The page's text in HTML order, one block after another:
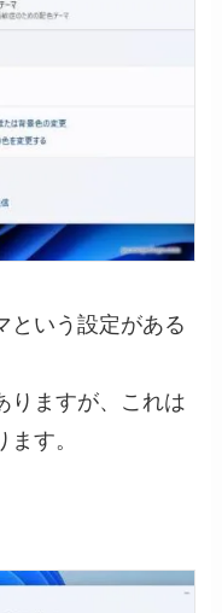
という設定がある
りますが、これは
す。